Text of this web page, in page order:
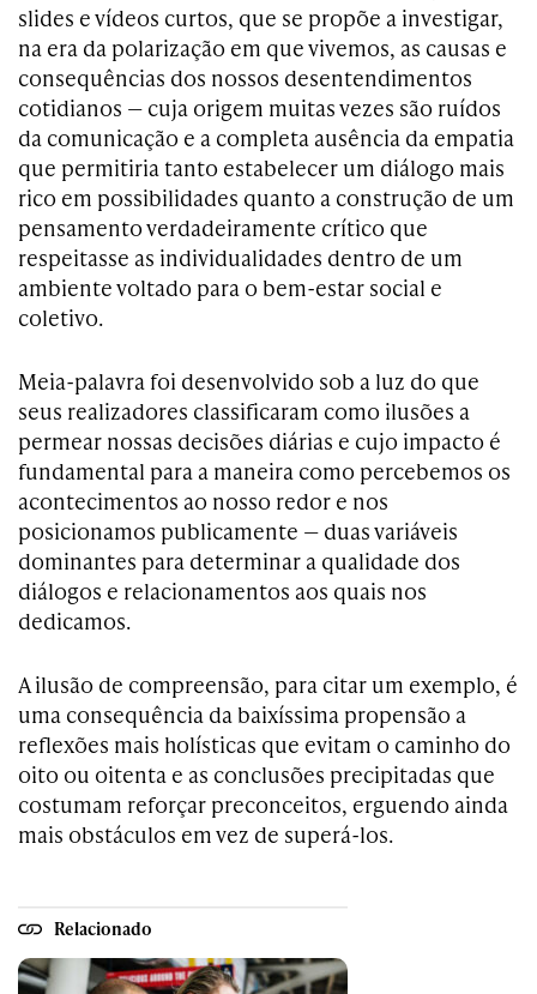
slides e vídeos curtos, que se propõe a investigar,
na era da polarização em que vivemos, as causas e
consequências dos nossos desentendimentos
cotidianos — cuja origem muitas vezes são ruídos
da comunicação e a completa ausência da empatia
que permitiria tanto estabelecer um diálogo mais
rico em possibilidades quanto a construção de um
pensamento verdadeiramente crítico que
respeitasse as individualidades dentro de um
ambiente voltado para o bem-estar social e
coletivo.
Meia-palavra foi desenvolvido sob a luz do que
seus realizadores classificaram como ilusões a
permear nossas decisões diárias e cujo impacto é
fundamental para a maneira como percebemos os
acontecimentos ao nosso redor e nos
posicionamos publicamente — duas variáveis
dominantes para determinar a qualidade dos
diálogos e relacionamentos aos quais nos
dedicamos.
A ilusão de compreensão, para citar um exemplo, é
uma consequência da baixíssima propensão a
reflexões mais holísticas que evitam o caminho do
oito ou oitenta e as conclusões precipitadas que
costumam reforçar preconceitos, erguendo ainda
mais obstáculos em vez de superá-los.
Relacionado